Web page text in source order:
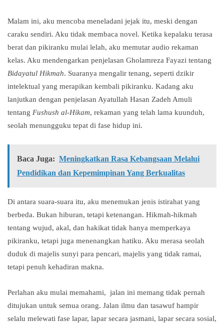
Malam ini, aku mencoba meneladani jejak itu, meski dengan
caraku sendiri. Aku tidak membaca novel. Ketika kepalaku terasa
berat dan pikiranku mulai lelah, aku memutar audio rekaman
kelas. Aku mendengarkan penjelasan Gholamreza Fayazi tentang
Bidayatul Hikmah. Suaranya mengalir tenang, seperti dzikir
intelektual yang merapikan kembali pikiranku. Kadang aku
lanjutkan dengan penjelasan Ayatullah Hasan Zadeh Amuli
tentang Fushush al-Hikam, rekaman yang telah lama kuunduh,
seolah menungguku tepat di fase hidup ini.
Baca Juga: Meningkatkan Rasa Kebangsaan Melalui
Pendidikan dan Kepemimpinan Yang Berkualitas
Di antara suara-suara itu, aku menemukan jenis istirahat yang
berbeda. Bukan hiburan, tetapi ketenangan. Hikmah-hikmah
tentang wujud, akal, dan hakikat tidak hanya memperkaya
pikiranku, tetapi juga menenangkan hatiku. Aku merasa seolah
duduk di majelis sunyi para pencari, majelis yang tidak ramai,
tetapi penuh kehadiran makna.
Perlahan aku mulai memahami, jalan ini memang tidak pernah
ditujukan untuk semua orang. Jalan ilmu dan tasawuf hampir
selalu melewati fase lapar, lapar secara jasmani, lapar secara sosial,